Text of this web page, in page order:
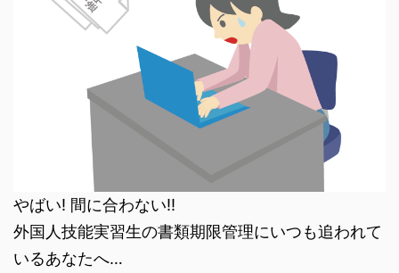
やばい! 間に合わない!!
外国人技能実習生の書類期限管理にいつも追われて
いるあなたへ…